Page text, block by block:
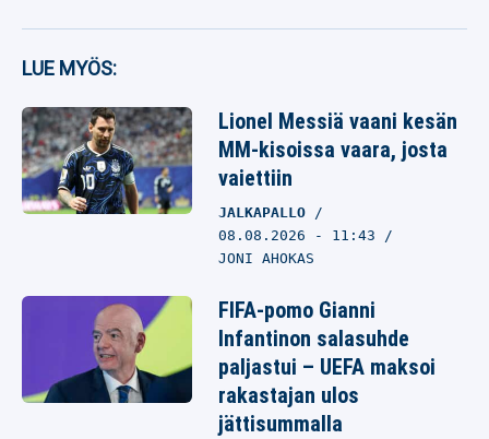
LUE MYÖS:
Lionel Messiä vaani kesän
MM-kisoissa vaara, josta
vaiettiin
JALKAPALLO
08.08.2026 - 11:43
JONI AHOKAS
FIFA-pomo Gianni
Infantinon salasuhde
paljastui – UEFA maksoi
rakastajan ulos
jättisummalla